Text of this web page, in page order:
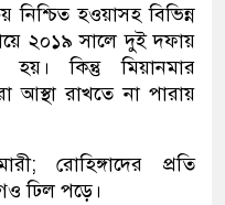
নিশ্চিত হওয়াসহ বিভিন্ন
২০১৯ সালে দুই দফায়
হয়। কিন্তু মিয়ানমার
আস্থা রাখতে না পারায়
রোহিঙ্গাদের প্রতি
ঢিল পড়ে।